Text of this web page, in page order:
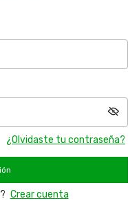
¿Olvidaste tu contraseña?
Crear cuenta